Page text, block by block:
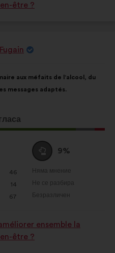
:
être ?
aux méfaits de l’alcool, du
messages adaptés.
46
14
67
Въздържал
се
:
9%
в
:
Няма мнение
:пъти
Не се разбира
:пъти
Безразличен
:пъти
ensemble la
être ?